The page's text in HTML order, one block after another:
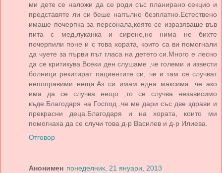
ми дете се наложи да се роди със планирано секцио и
представяте ли си беше напълно безплатно.Естествено
имаше почерпка за персонала,която се изразяваше във
пита с мед,луканка и сирене,но нима не бихте
почерпили поне и с това хората, които са ви помогнали
да чуете за първи път гласа на детето си.Много е лесно
да се критикува.Всеки ден слушаме ,че големи и извести
болници рекитират пациентите си, че и там се случват
непоправими неща.Аз си имам една максима ,че ако
има да се случва нещо ,то се случва независимо
къде.Благодаря на Господ ,че ме дари със две здрави и
прекрасни деца.Благодаря и на хората, които ми
помогнаха да се случи това д-р Василев и д-р Илиева.
Отговор
Анонимен понеделник, 21 януари, 2013